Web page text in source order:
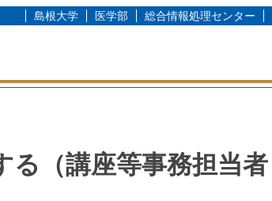
島根大学 医学部 総合情報処理センター
る（講座等事務担当者